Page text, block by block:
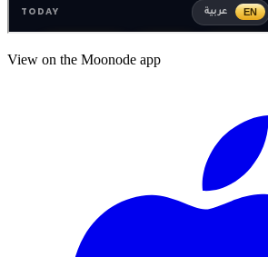
View on the Moonode app